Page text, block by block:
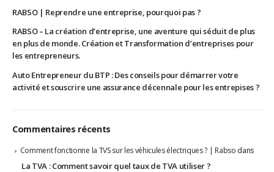
RABSO | Reprendre une entreprise, pourquoi pas ?
RABSO – La création d’entreprise, une aventure qui séduit de plus
en plus de monde. Création et Transformation d’entreprises pour
les entrepreneurs.
Auto Entrepreneur du BTP : Des conseils pour démarrer votre
activité et souscrire une assurance décennale pour les entrepises ?
Commentaires récents
Comment fonctionne la TVS sur les véhicules électriques ? | Rabso dans
La TVA : Comment savoir quel taux de TVA utiliser ?